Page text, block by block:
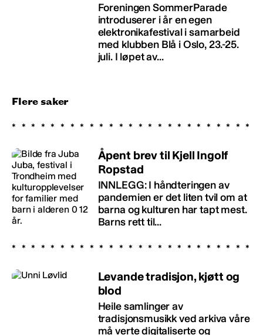
Foreningen SommerParade
introduserer i år en egen
elektronikafestival i samarbeid
med klubben Blå i Oslo, 23.-25.
juli. I løpet av...
Flere saker
Åpent brev til Kjell Ingolf
Ropstad
INNLEGG: I håndteringen av
pandemien er det liten tvil om at
barna og kulturen har tapt mest.
Barns rett til...
Levande tradisjon, kjøtt og
blod
Heile samlinger av
tradisjonsmusikk ved arkiva våre
må verte digitaliserte og